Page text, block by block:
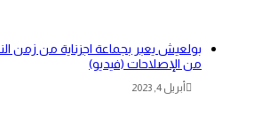
بولعيش يعبر بجماعة اجزناية من زمن
من الإصلاحات (فيديو)
أبريل 4, 2023